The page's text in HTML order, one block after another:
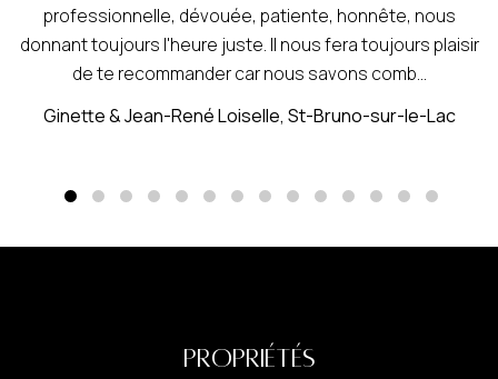
professionnelle, dévouée, patiente, honnête, nous
donnant toujours l'heure juste. Il nous fera toujours plaisir
de te recommander car nous savons comb...
Ginette & Jean-René Loiselle, St-Bruno-sur-le-Lac
PROPRIÉTÉS